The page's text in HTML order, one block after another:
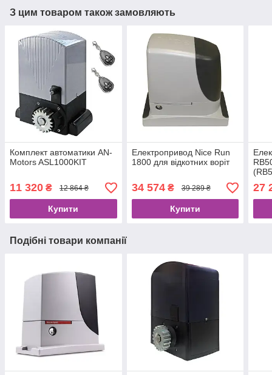
З цим товаром також замовляють
Комплект автоматики AN-
Motors ASL1000KIT
11 320 ₴ 12 864 ₴
Купити
Електропривод Nice Run
1800 для відкотних воріт
34 574₴ 39 289 ₴
Купити
27
Подібні товари компанії